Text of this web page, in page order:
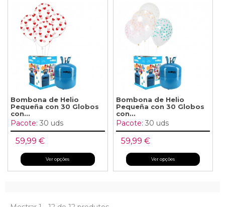
Bombona de Helio
Pequeña con 30 Globos
con...
Pacote: 30 uds
59,99 €
Ver opções
Bombona de Helio
Pequeña con 30 Globos
con...
Pacote: 30 uds
59,99 €
Ver opções